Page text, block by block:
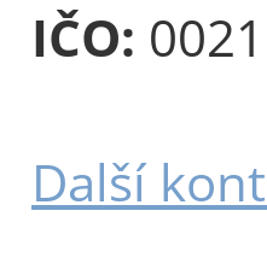
IČO:
Další